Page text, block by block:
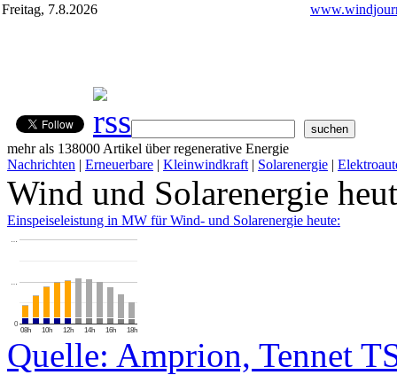
Freitag, 7.8.2026
mehr als 138000 Artikel über regenerative Energie
Nachrichten | Erneuerbare | Kleinwindkraft | Solarenergie |
Wind und Solarenergie
Einspeiseleistung in MW für Wind- und Solarenergie heute:
08h 10h 12h 14h 16h 18h
0
…
…
Quelle: Amprion, Tennet